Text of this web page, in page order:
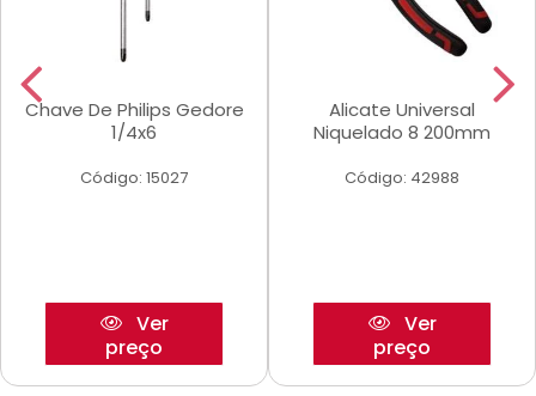
Chave De Philips Gedore
1/4x6
Código: 15027
Ver
preço
Alicate Universal
Niquelado 8 200mm
Código: 42988
Ver
preço